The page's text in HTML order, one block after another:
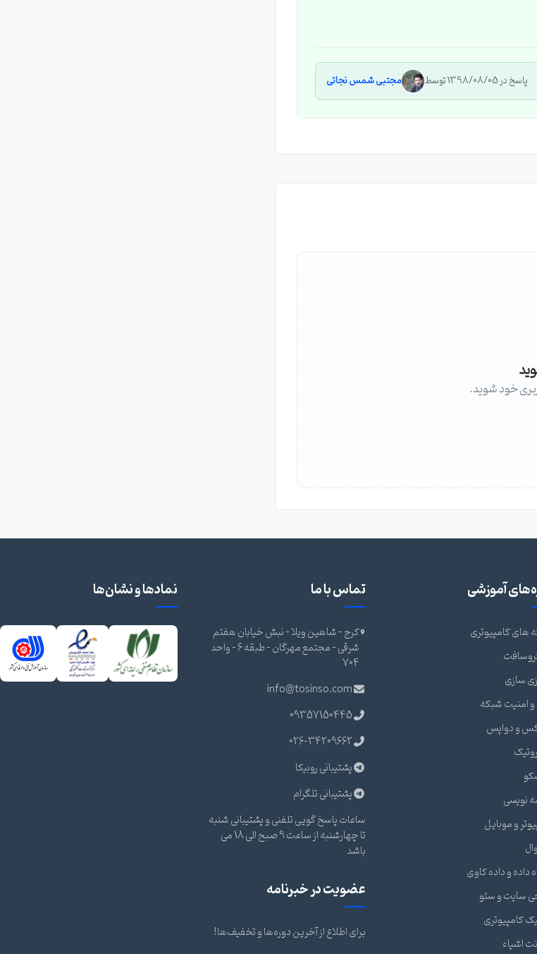
پاسخ در 1398/08/05 توسط مجتبی شمس نجاتی
خود شوید.
آموزشی
های کامپیوتری
سازی
امنیت شبکه
و دواپس
نویسی
و موبایل
داده و داده کاوی
سایت و سئو
کامپیوتری
اشیاء
تماس با ما
کرج - شاهین ویلا - نبش خیابان هفتم
شرقی - مجتمع مهرگان - طبقه 6 - واحد
704
info@tosinso.com
09357150445
026-34209662
پشتیبانی روبیکا
پشتیبانی تلگرام
ساعات پاسخ گویی تلفنی و پشتیبانی شنبه
تا چهارشنبه از ساعت 9 صبح الی 18 می
باشد
عضویت در خبرنامه
برای اطلاع از آخرین دوره‌ها و تخفیف‌ها!
نمادها و نشان‌ها